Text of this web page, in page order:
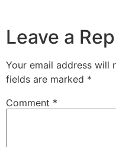
Leave a
Your email address will
fields are marked *
Comment *